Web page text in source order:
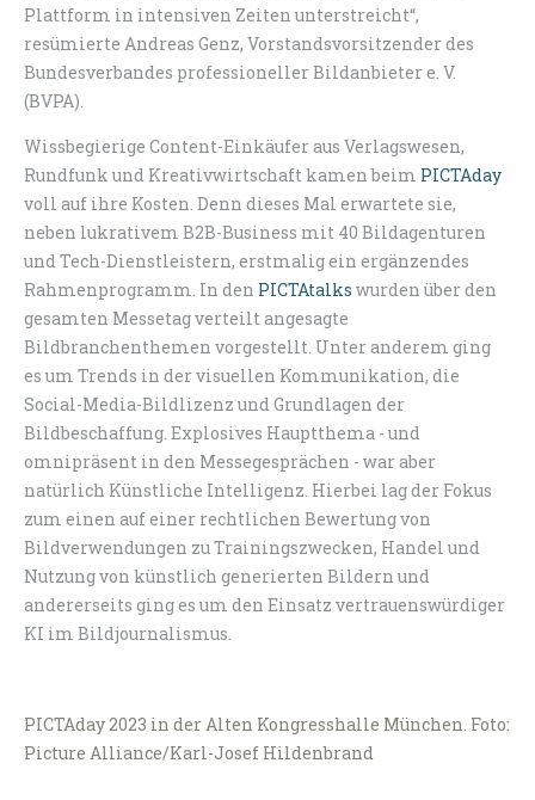
Plattform in intensiven Zeiten unterstreicht“,
resümierte Andreas Genz, Vorstandsvorsitzender des
Bundesverbandes professioneller Bildanbieter e. V.
(BVPA).
Wissbegierige Content-Einkäufer aus Verlagswesen,
Rundfunk und Kreativwirtschaft kamen beim PICTAday
voll auf ihre Kosten. Denn dieses Mal erwartete sie,
neben lukrativem B2B-Business mit 40 Bildagenturen
und Tech-Dienstleistern, erstmalig ein ergänzendes
Rahmenprogramm. In den PICTAtalks wurden über den
gesamten Messetag verteilt angesagte
Bildbranchenthemen vorgestellt. Unter anderem ging
es um Trends in der visuellen Kommunikation, die
Social-Media-Bildlizenz und Grundlagen der
Bildbeschaffung. Explosives Hauptthema - und
omnipräsent in den Messegesprächen - war aber
natürlich Künstliche Intelligenz. Hierbei lag der Fokus
zum einen auf einer rechtlichen Bewertung von
Bildverwendungen zu Trainingszwecken, Handel und
Nutzung von künstlich generierten Bildern und
andererseits ging es um den Einsatz vertrauenswürdiger
KI im Bildjournalismus.
PICTAday 2023 in der Alten Kongresshalle München. Foto:
Picture Alliance/Karl-Josef Hildenbrand